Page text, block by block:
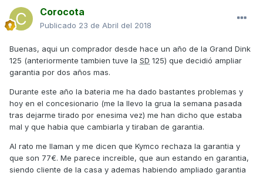
Corocota
Publicado 23 de Abril del 2018
Buenas, aqui un comprador desde hace un año de la Grand Dink
125 (anteriormente tambien tuve la SD 125) que decidió ampliar
garantia por dos años mas.
Durante este año la bateria me ha dado bastantes problemas y
hoy en el concesionario (me la llevo la grua la semana pasada
tras dejarme tirado por enesima vez) me han dicho que estaba
mal y que habia que cambiarla y tiraban de garantia.
Al rato me llaman y me dicen que Kymco rechaza la garantia y
que son 77€. Me parece increible, que aun estando en garantia,
siendo cliente de la casa y ademas habiendo ampliado garantia